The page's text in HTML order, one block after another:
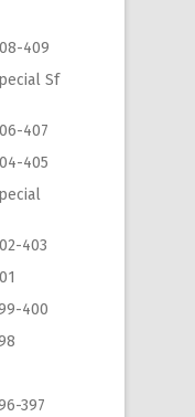
409
Sf
407
405
403
400
397